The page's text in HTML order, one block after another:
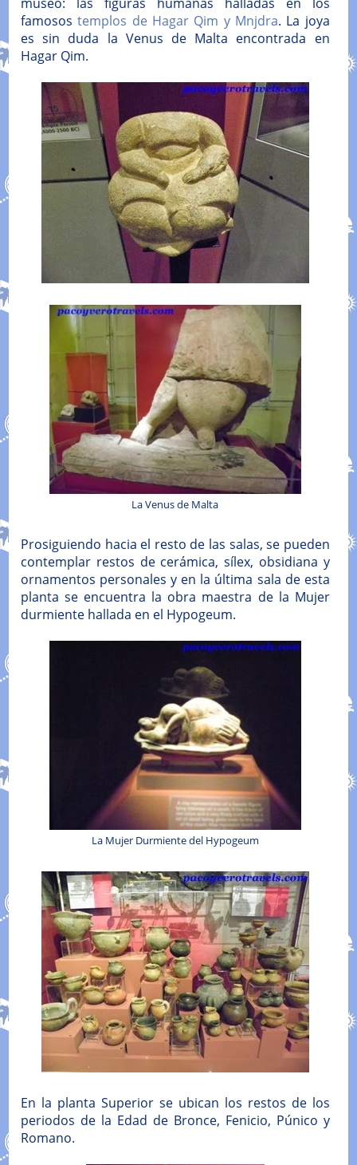
famosostemplos de Hagar Qim y Mnjdra. La joya
es sin duda la Venus de Malta encontrada en
Hagar Qim.
La Venus de Malta
Prosiguiendo hacia el resto de las salas, se pueden
contemplar restos de cerámica, sílex, obsidiana y
ornamentos personales y en la última sala de esta
planta se encuentra la obra maestra de la Mujer
durmiente hallada en el Hypogeum.
La Mujer Durmiente del Hypogeum
En la planta Superior se ubican los restos de los
periodos de la Edad de Bronce, Fenicio, Púnico y
Romano.